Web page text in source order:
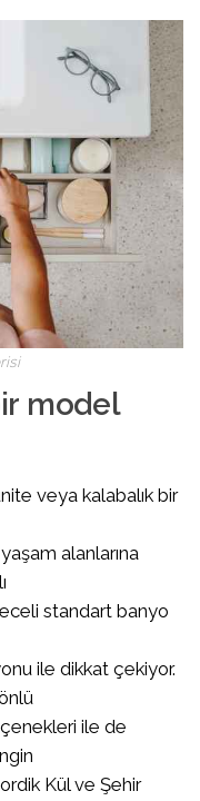
model
veya kalabalık bir
alanlarına
standart banyo
ile dikkat çekiyor.
ile de
Kül ve Şehir